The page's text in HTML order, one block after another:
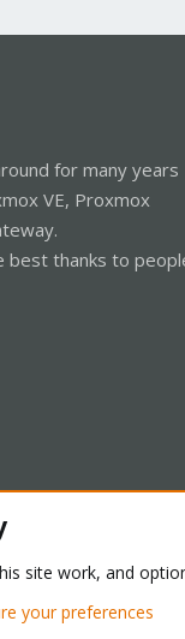
for many years
VE, Proxmox
best thanks to
XenForo Ltd.
site work, and
your preferences